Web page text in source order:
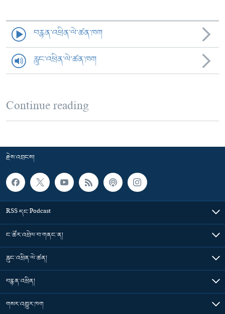
བརྙན་འཕྲིན་ལེ་ཚན་ཁག
རླུང་འཕྲིན་ལེ་ཚན་ཁག
Continue reading
རྗེས་འབྲངས།
RSS དང་Podcast
ང་ཚོར་འབྲེལ་བ་གནང་ན།
རླུང་འཕྲིན་ལེ་ཚན།
བརྙན་འཕྲིན།
གསར་འགྱུར་ཁག